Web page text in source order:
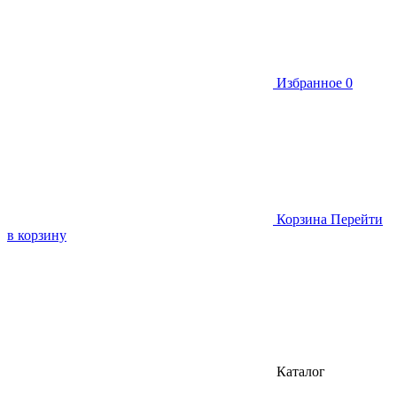
Избранное 0
Корзина Перейти
в корзину
Каталог